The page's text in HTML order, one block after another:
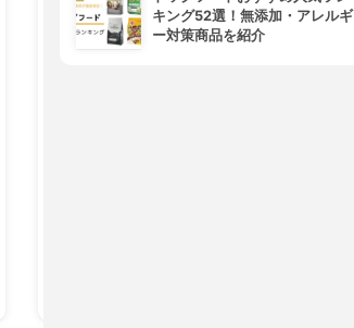
キング52選！無添加・アレルギ
ー対策商品を紹介